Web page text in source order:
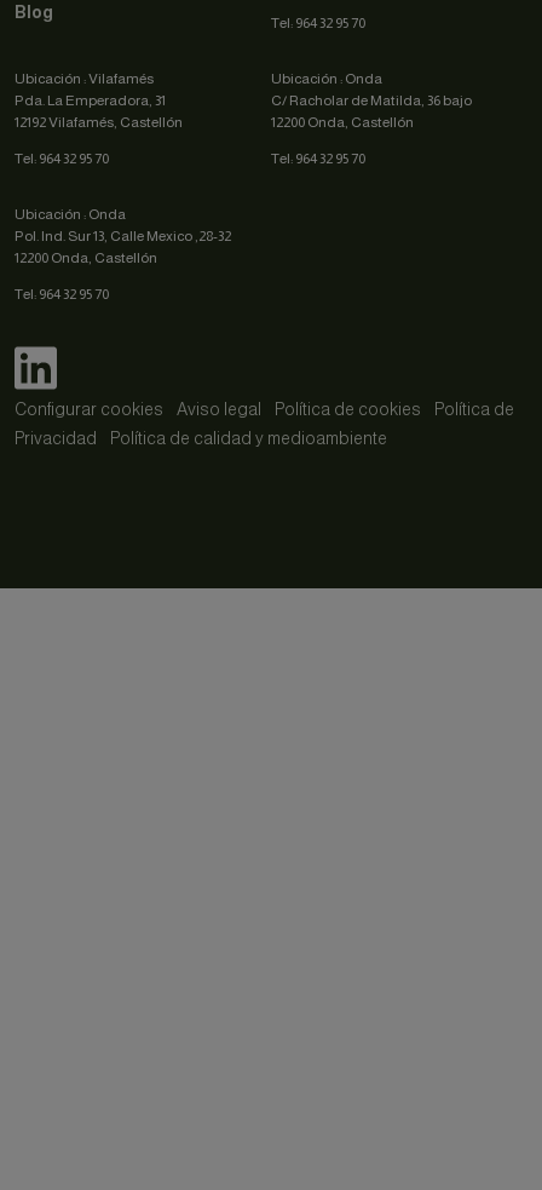
Blog
Tel: 964 32 95 70
Ubicación : Vilafamés
Pda. La Emperadora, 31
12192 Vilafamés, Castellón
Tel: 964 32 95 70
Ubicación : Onda
C/ Racholar de Matilda, 36 bajo
12200 Onda, Castellón
Tel: 964 32 95 70
Ubicación : Onda
Pol. Ind. Sur 13, Calle Mexico ,28-32
12200 Onda, Castellón
Tel: 964 32 95 70
Configurar cookies Aviso legal Política de cookies
Política de
Privacidad
Política de calidad y medioambiente